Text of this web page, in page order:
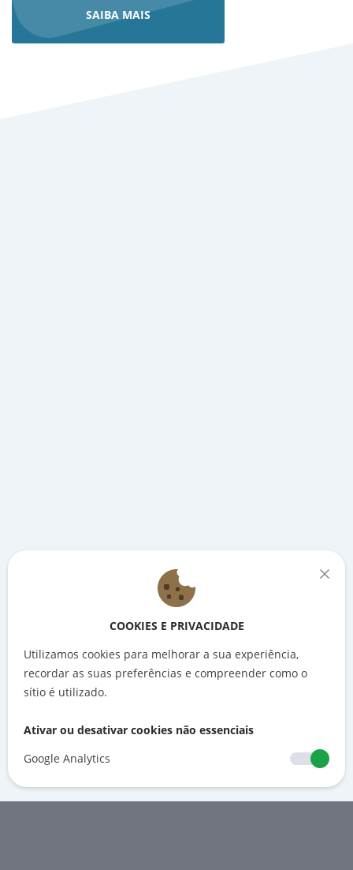
SAIBA MAIS
COOKIES E PRIVACIDADE
Utilizamos cookies para melhorar a sua experiência,
recordar as suas preferências e compreender como o
sítio é utilizado.
Ativar ou desativar cookies não essenciais
Google Analytics